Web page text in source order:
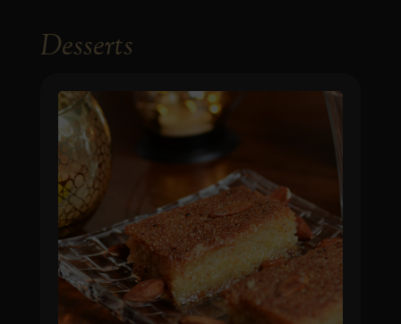
Desserts